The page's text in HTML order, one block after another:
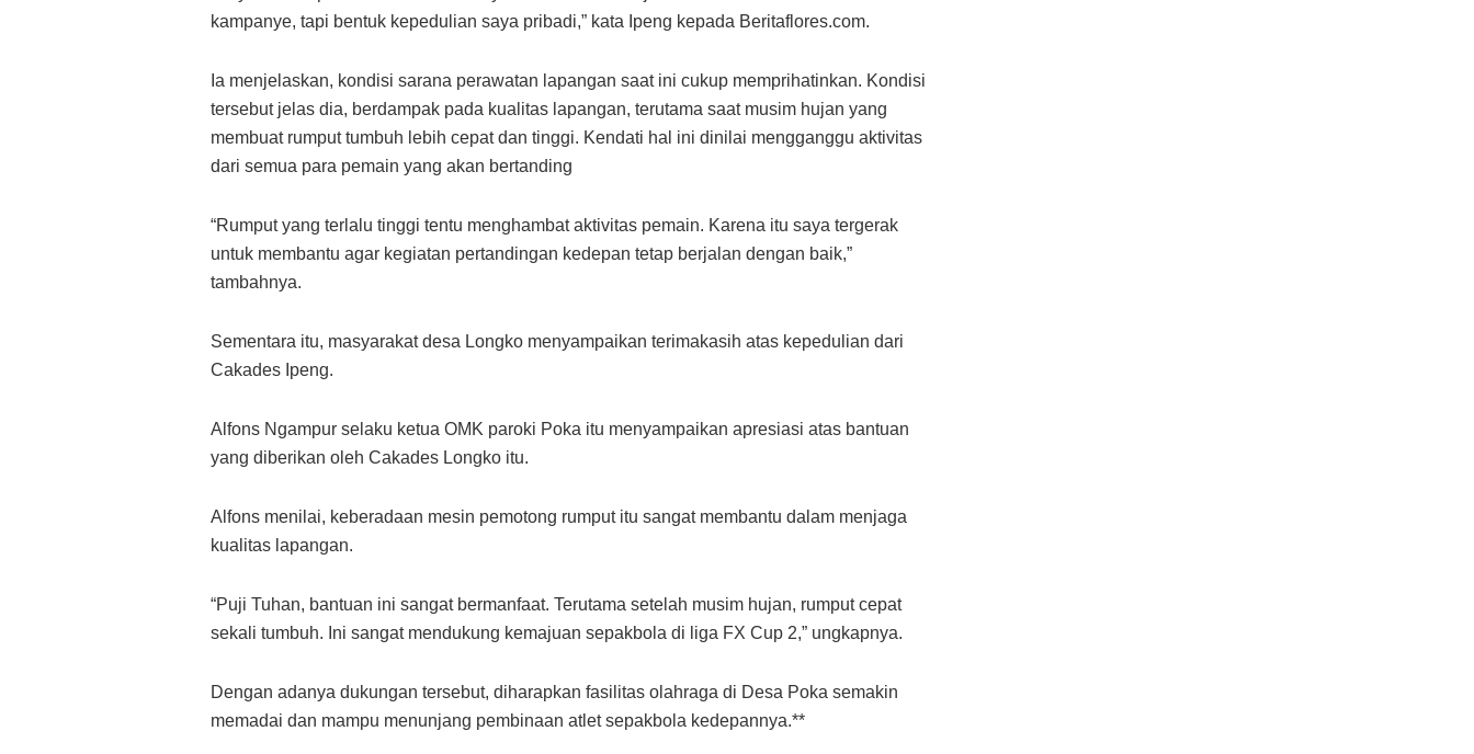
kampanye, tapi bentuk kepedulian saya pribadi,” kata Ipeng kepada Beritaflores.com.
Ia menjelaskan, kondisi sarana perawatan lapangan saat ini cukup memprihatinkan. Kondisi
tersebut jelas dia, berdampak pada kualitas lapangan, terutama saat musim hujan yang
membuat rumput tumbuh lebih cepat dan tinggi. Kendati hal ini dinilai mengganggu aktivitas
dari semua para pemain yang akan bertanding
“Rumput yang terlalu tinggi tentu menghambat aktivitas pemain. Karena itu saya tergerak
untuk membantu agar kegiatan pertandingan kedepan tetap berjalan dengan baik,”
tambahnya.
Sementara itu, masyarakat desa Longko menyampaikan terimakasih atas kepedulian dari
Cakades Ipeng.
Alfons Ngampur selaku ketua OMK paroki Poka itu menyampaikan apresiasi atas bantuan
yang diberikan oleh Cakades Longko itu.
Alfons menilai, keberadaan mesin pemotong rumput itu sangat membantu dalam menjaga
kualitas lapangan.
“Puji Tuhan, bantuan ini sangat bermanfaat. Terutama setelah musim hujan, rumput cepat
sekali tumbuh. Ini sangat mendukung kemajuan sepakbola di liga FX Cup 2,” ungkapnya.
Dengan adanya dukungan tersebut, diharapkan fasilitas olahraga di Desa Poka semakin
memadai dan mampu menunjang pembinaan atlet sepakbola kedepannya.**